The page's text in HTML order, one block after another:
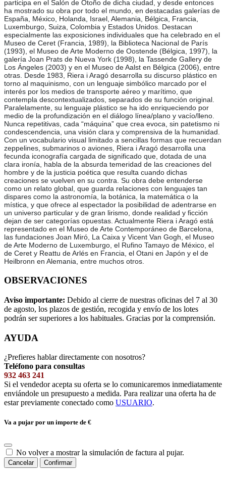
participa en el Salón de Otoño de dicha ciudad, y desde entonces
ha mostrado su obra por todo el mundo, en destacadas galerías de
España, México, Holanda, Israel, Alemania, Bélgica, Francia,
Luxemburgo, Suiza, Colombia y Estados Unidos. Destacan
especialmente las exposiciones individuales que ha celebrado en el
Museo de Ceret (Francia, 1989), la Biblioteca Nacional de París
(1993), el Museo de Arte Moderno de Oostende (Bélgica, 1997), la
galería Joan Prats de Nueva York (1998), la Tassende Gallery de
Los Ángeles (2003) y en el Museo de Aalst en Bélgica (2006), entre
otras. Desde 1983, Riera i Aragó desarrolla su discurso plástico en
torno al maquinismo, con un lenguaje simbólico marcado por el
interés por los medios de transporte aéreo y marítimo, que
contempla descontextualizados, separados de su función original.
Paralelamente, su lenguaje plástico se ha ido enriqueciendo por
medio de la profundización en el diálogo línea/plano y vacío/lleno.
Nunca repetitivas, cada “máquina” que crea evoca, sin patetismo ni
condescendencia, una visión clara y comprensiva de la humanidad.
Con un vocabulario visual limitado a sencillas formas que recuerdan
zeppelines, submarinos o aviones, Riera i Aragó desarrolla una
fecunda iconografía cargada de significado que, dotada de una
clara ironía, habla de la absurda temeridad de las creaciones del
hombre y de la justicia poética que resulta cuando dichas
creaciones se vuelven en su contra. Su obra debe entenderse
como un relato global, que guarda relaciones con lenguajes tan
dispares como la astronomía, la botánica, la matemática o la
mística, y que ofrece al espectador la posibilidad de adentrarse en
un universo particular y de gran lirismo, donde realidad y ficción
dejan de ser categorías opuestas. Actualmente Riera i Aragó está
representado en el Museo de Arte Contemporáneo de Barcelona,
las fundaciones Joan Miró, La Caixa y Vicent Van Gogh, el Museo
de Arte Moderno de Luxemburgo, el Rufino Tamayo de México, el
de Ceret y Reattu de Arlés en Francia, el Otani en Japón y el de
Heilbronn en Alemania, entre muchos otros.
OBSERVACIONES
Aviso importante: Debido al cierre de nuestras oficinas del 7 al 30
de agosto, los plazos de gestión, recogida y envío de los lotes
podrán ser superiores a los habituales. Gracias por la comprensión.
AYUDA
¿Prefieres hablar directamente con nosotros?
Teléfono para consultas
932 463 241
Si el vendedor acepta su oferta se lo comunicaremos inmediatamente
enviándole un presupuesto a medida. Para realizar una oferta ha de
estar previamente conectado como USUARIO.
Va a pujar por un importe de €
No volver a mostrar la simulación de factura al pujar.
Cancelar Confirmar